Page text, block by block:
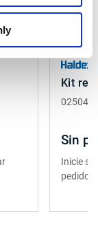
Kit
Sin
Inicie
pedidos.